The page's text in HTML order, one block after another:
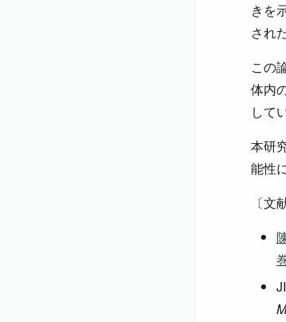
きを
され
この
体内
して
本研
能性
〔文